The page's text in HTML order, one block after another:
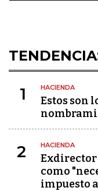
1 HACIENDA
Estos son
2 HACIENDA
como
impuesto